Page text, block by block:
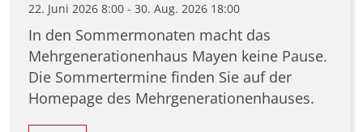
22. Juni 2026 8:00 - 30. Aug. 2026 18:00
In den Sommermonaten macht das
Mehrgenerationenhaus Mayen keine Pause.
Die Sommertermine finden Sie auf der
Homepage des Mehrgenerationenhauses.